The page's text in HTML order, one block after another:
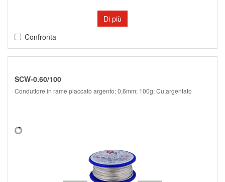
Di più
Confronta
SCW-0.60/100
Conduttore in rame placcato argento; 0,6mm; 100g; Cu,argentato